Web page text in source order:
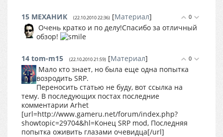
0
15 МЕХАНИК (22.10.2010 22:36) [Материал]
Очень кратко и по делу!Спасибо за отличный
обзор!
0
14 tom-m15 (22.10.2010 21:59) [Материал]
Мало кто знает, но была еще одна попытка
возродить SRP.
Переносить статью не буду, вот ссылка на
тему. В последующих постах последние
комментарии Arhet
[url=http://www.gameru.net/forum/index.php?
showtopic=29704&hl=Конец SRP mod, Последняя
попытка оживить глазами очевидца[/url]